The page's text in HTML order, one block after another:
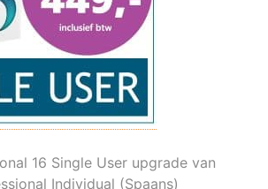
16 Single User upgrade van
Individual (Spaans)